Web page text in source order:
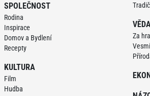
SPOLEČNOST
Rodina
Inspirace
Domov a Bydlení
Recepty
KULTURA
Film
Hudba
Za